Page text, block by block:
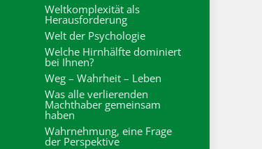
Weltkomplexität als
Herausforderung
Welt der Psychologie
Welche Hirnhälfte dominiert
bei Ihnen?
Weg – Wahrheit – Leben
Was alle verlierenden
Machthaber gemeinsam
haben
Wahrnehmung, eine Frage
der Perspektive